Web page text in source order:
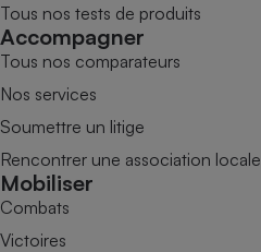
Tous nos tests de produits
Accompagner
Tous nos comparateurs
Nos services
Soumettre un litige
Rencontrer une association locale
Mobiliser
Combats
Victoires